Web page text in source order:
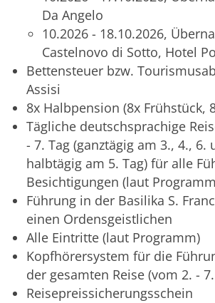
Da Angelo
10.2026 - 18.10.2026,
Castelnovo di Sotto, Hotel
Bettensteuer bzw.
Assisi
8x Halbpension (8x Frühstück,
Tägliche deutschsprachige
- 7. Tag (ganztägig am 3., 4., 6.
halbtägig am 5. Tag) für alle
Besichtigungen (laut
Führung in der Basilika S.
einen Ordensgeistlichen
Alle Eintritte (laut Programm)
Kopfhörersystem für die
der gesamten Reise (vom 2. -
Reisepreissicherungsschein